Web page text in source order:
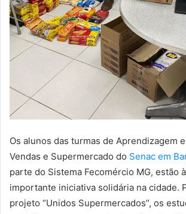
Os alunos das turmas de Aprendizagem
Vendas e Supermercado do Senac em
parte do Sistema Fecomércio MG, estão
importante iniciativa solidária na cidade.
projeto “Unidos Supermercados”, os